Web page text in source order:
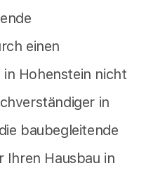
einen
in Hohenstein nicht
in
baubegleitende
Ihren Hausbau in